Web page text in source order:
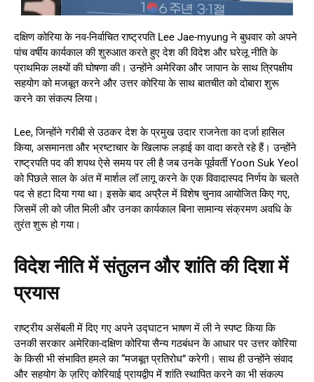
दक्षिण कोरिया के नव-निर्वाचित राष्ट्रपति Lee Jae-myung ने बुधवार को अपने
पांच वर्षीय कार्यकाल की शुरुआत करते हुए देश की विदेश और घरेलू नीति के
प्राथमिक लक्ष्यों की घोषणा की। उन्होंने अमेरिका और जापान के साथ त्रिपक्षीय
सहयोग को मजबूत करने और उत्तर कोरिया के साथ बातचीत को दोबारा शुरू
करने का संकल्प लिया।
Lee, जिन्होंने गरीबी से उठकर देश के प्रमुख उदार राजनेता का दर्जा हासिल
किया, असमानता और भ्रष्टाचार के खिलाफ लड़ाई का वादा करते रहे हैं। उन्होंने
राष्ट्रपति पद की शपथ ऐसे समय पर ली है जब उनके पूर्ववर्ती Yoon Suk Yeol
को पिछले साल के अंत में मार्शल लॉ लागू करने के एक विवादास्पद निर्णय के चलते
पद से हटा दिया गया था। इसके बाद अप्रैल में विशेष चुनाव आयोजित किए गए,
जिसमें ली को जीत मिली और उनका कार्यकाल बिना सामान्य संक्रमण अवधि के
तुरंत शुरू हो गया।
विदेश नीति में संतुलन और शांति की दिशा में
प्रयास
राष्ट्रीय असेंबली में दिए गए अपने उद्घाटन भाषण में ली ने स्पष्ट किया कि
उनकी सरकार अमेरिका-दक्षिण कोरिया सैन्य गठबंधन के आधार पर उत्तर कोरिया
के किसी भी संभावित हमले का “मजबूत प्रतिरोध” करेगी। साथ ही उन्होंने संवाद
और सहयोग के ज़रिए कोरियाई प्रायद्वीप में शांति स्थापित करने का भी संकल्प